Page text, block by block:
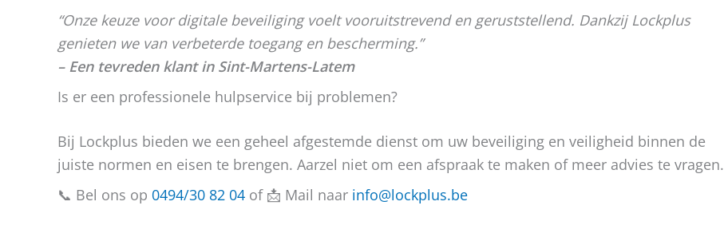
“Onze keuze voor digitale beveiliging voelt vooruitstrevend en geruststellend. Dankzij Lockplus
genieten we van verbeterde toegang en bescherming.”
– Een tevreden klant in Sint-Martens-Latem
Is er een professionele hulpservice bij problemen?
Bij Lockplus bieden we een geheel afgestemde dienst om uw beveiliging en veiligheid binnen de
juiste normen en eisen te brengen. Aarzel niet om een afspraak te maken of meer advies te vragen.
📞 Bel ons op 0494/30 82 04 of 📩 Mail naar info@lockplus.be